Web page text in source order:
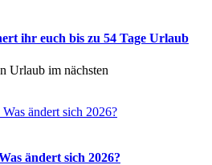
ihr euch bis zu 54 Tage Urlaub
Urlaub im nächsten
ändert sich 2026?